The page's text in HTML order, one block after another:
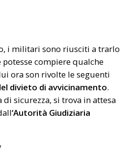
i militari sono riusciti a trarlo
compiere qualche
ora son rivolte le seguenti
divieto di avvicinamento.
sicurezza, si trova in attesa
‘Autorità Giudiziaria